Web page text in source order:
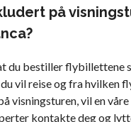
på
du bestiller flybillettene
vil reise og fra hvilken
visningsturen, vil en våre
kontakte deg og